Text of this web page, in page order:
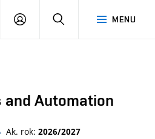
MENU
PŘIHLÁSIT
and Automation
Ak. rok: 2026/2027